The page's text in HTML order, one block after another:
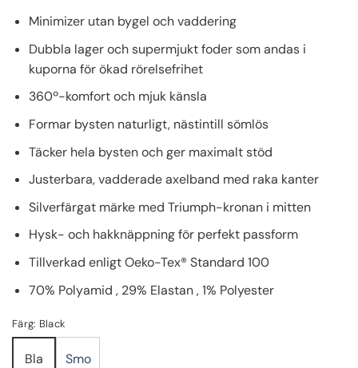
Minimizer utan bygel och vaddering
Dubbla lager och supermjukt foder som andas i
kuporna för ökad rörelsefrihet
360º-komfort och mjuk känsla
Formar bysten naturligt, nästintill sömlös
Täcker hela bysten och ger maximalt stöd
Justerbara, vadderade axelband med raka kanter
Silverfärgat märke med Triumph-kronan i mitten
Hysk- och hakknäppning för perfekt passform
Tillverkad enligt Oeko-Tex® Standard 100
70% Polyamid , 29% Elastan , 1% Polyester
Färg: Black
Bla Smo